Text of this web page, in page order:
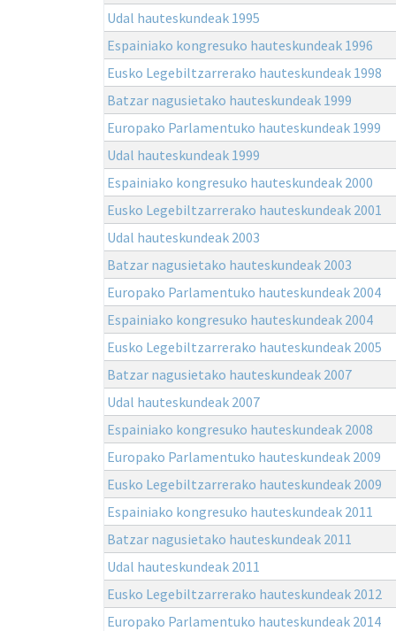
Udal hauteskundeak 1995
Espainiako kongresuko hauteskundeak 1996
Eusko Legebiltzarrerako hauteskundeak 1998
Batzar nagusietako hauteskundeak 1999
Europako Parlamentuko hauteskundeak 1999
Udal hauteskundeak 1999
Espainiako kongresuko hauteskundeak 2000
Eusko Legebiltzarrerako hauteskundeak 2001
Udal hauteskundeak 2003
Batzar nagusietako hauteskundeak 2003
Europako Parlamentuko hauteskundeak 2004
Espainiako kongresuko hauteskundeak 2004
Eusko Legebiltzarrerako hauteskundeak 2005
Batzar nagusietako hauteskundeak 2007
Udal hauteskundeak 2007
Espainiako kongresuko hauteskundeak 2008
Europako Parlamentuko hauteskundeak 2009
Eusko Legebiltzarrerako hauteskundeak 2009
Espainiako kongresuko hauteskundeak 2011
Batzar nagusietako hauteskundeak 2011
Udal hauteskundeak 2011
Eusko Legebiltzarrerako hauteskundeak 2012
Europako Parlamentuko hauteskundeak 2014